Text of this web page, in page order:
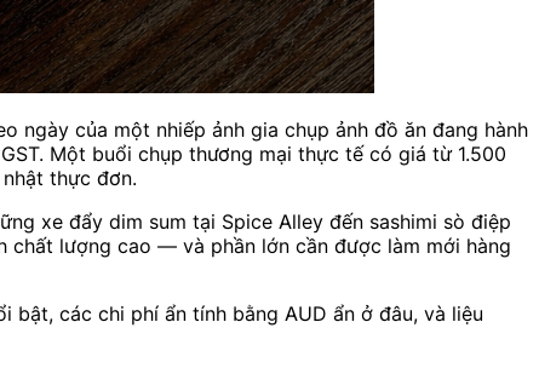
ngày của một nhiếp ảnh gia chụp ảnh đồ ăn đang hành
Một buổi chụp thương mại thực tế có giá từ 1.500
thực đơn.
xe đẩy dim sum tại Spice Alley đến sashimi sò điệp
chất lượng cao — và phần lớn cần được làm mới hàng
các chi phí ẩn tính bằng AUD ẩn ở đâu, và liệu